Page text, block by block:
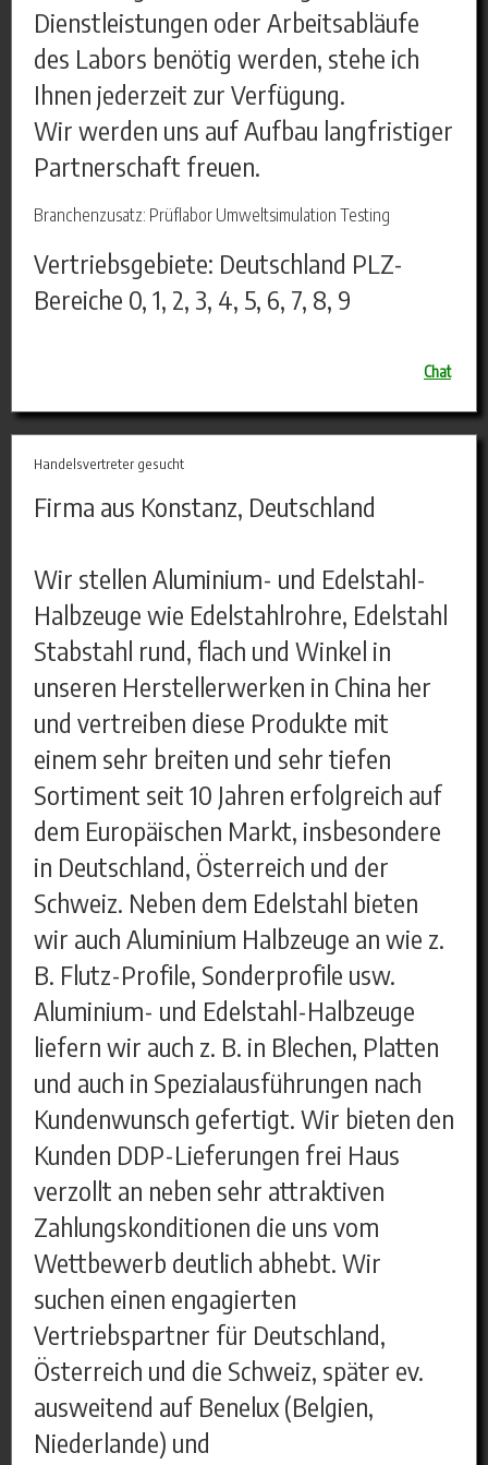
Dienstleistungen oder Arbeitsabläufe
des Labors benötig werden, stehe ich
Ihnen jederzeit zur Verfügung.
Wir werden uns auf Aufbau langfristiger
Partnerschaft freuen.
Branchenzusatz: Prüflabor Umweltsimulation Testing
Vertriebsgebiete: Deutschland PLZ-
Bereiche 0, 1, 2, 3, 4, 5, 6, 7, 8, 9
Chat
Handelsvertreter gesucht
Firma aus Konstanz, Deutschland
Wir stellen Aluminium- und Edelstahl-
Halbzeuge wie Edelstahlrohre, Edelstahl
Stabstahl rund, flach und Winkel in
unseren Herstellerwerken in China her
und vertreiben diese Produkte mit
einem sehr breiten und sehr tiefen
Sortiment seit 10 Jahren erfolgreich auf
dem Europäischen Markt, insbesondere
in Deutschland, Österreich und der
Schweiz. Neben dem Edelstahl bieten
wir auch Aluminium Halbzeuge an wie z.
B. Flutz-Profile, Sonderprofile usw.
Aluminium- und Edelstahl-Halbzeuge
liefern wir auch z. B. in Blechen, Platten
und auch in Spezialausführungen nach
Kundenwunsch gefertigt. Wir bieten den
Kunden DDP-Lieferungen frei Haus
verzollt an neben sehr attraktiven
Zahlungskonditionen die uns vom
Wettbewerb deutlich abhebt. Wir
suchen einen engagierten
Vertriebspartner für Deutschland,
Österreich und die Schweiz, später ev.
ausweitend auf Benelux (Belgien,
Niederlande) und